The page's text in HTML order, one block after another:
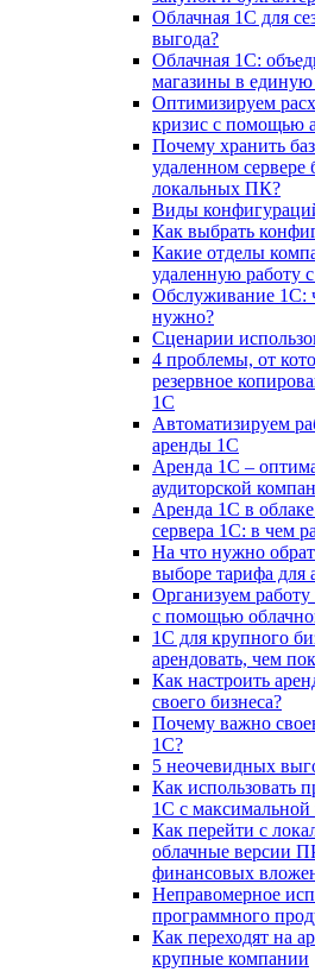
Облачная 1С для
выгода?
Облачная 1С:
магазины в единую
Оптимизируем
кризис с помощью
Почему хранить
удаленном сервере
локальных ПК?
Виды
Как выбрать
Какие отделы
удаленную работу
Обслуживание 1С:
нужно?
Сценарии
4 проблемы, от
резервное
1С
Автоматизируем
аренды 1С
Аренда 1С –
аудиторской
Аренда 1С в
сервера 1С: в чем
На что нужно
выборе тарифа для
Организуем
с помощью
1С для крупного
арендовать, чем
Как настроить
своего бизнеса?
Почему важно
1С?
5 неочевидных
Как использовать
1С с максимальной
Как перейти с
облачные версии
финансовых
Неправомерное
программного
Как переходят на
крупные компании